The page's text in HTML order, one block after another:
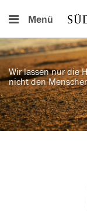
Menü
Wir lassen nur die
nicht den